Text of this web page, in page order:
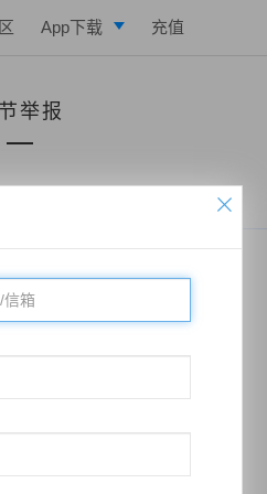
App下载
写作助手
充值
举报
蜕变
暴力低俗